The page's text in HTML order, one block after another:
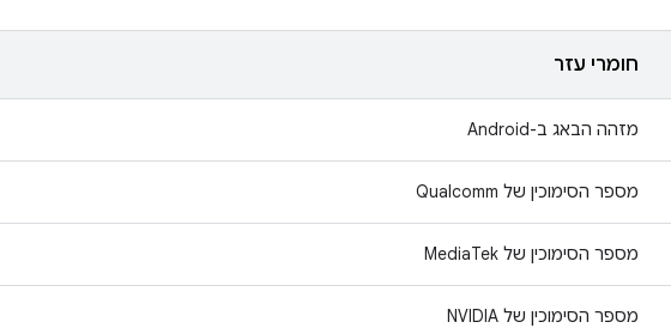
חומרי עזר
מזהה הבאג ב-Android
מספר הסימוכין של Qualcomm
מספר הסימוכין של MediaTek
מספר הסימוכין של NVIDIA